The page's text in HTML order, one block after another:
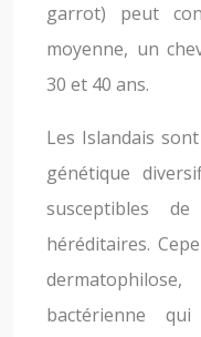
garrot) peut
moyenne, un
30 et 40 ans.
Les Islandais
génétique
susceptibles
héréditaires.
bactérienne